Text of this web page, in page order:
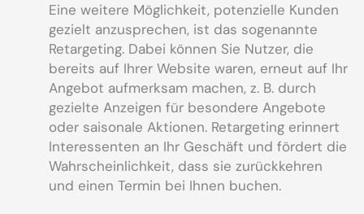
Eine weitere Möglichkeit, potenzielle Kunden
gezielt anzusprechen, ist das sogenannte
Retargeting. Dabei können Sie Nutzer, die
bereits auf Ihrer Website waren, erneut auf Ihr
Angebot aufmerksam machen, z. B. durch
gezielte Anzeigen für besondere Angebote
oder saisonale Aktionen. Retargeting erinnert
Interessenten an Ihr Geschäft und fördert die
Wahrscheinlichkeit, dass sie zurückkehren
und einen Termin bei Ihnen buchen.